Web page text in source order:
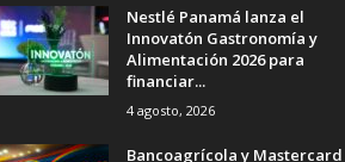
Nestlé Panamá lanza el
Innovatón Gastronomía y
Alimentación 2026 para
financiar...
4 agosto, 2026
Bancoagrícola y Mastercard